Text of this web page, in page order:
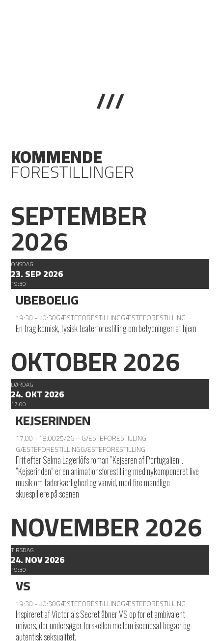
///
KOMMENDE
FORESTILLINGER
SEPTEMBER
2026
ONSDAG
23. SEP 2026
19:30
UBEBOELIG
19:30 - 20:30GÆSTEFORESTILLINGGÆSTEFORESTILLING
En tragikomisk, fysisk teaterforestilling om betydningen af hjem
OKTOBER 2026
LØRDAG
24. OKT 2026
17:00
KEJSERINDEN
17:00 - 18:0025/26 – GÆSTEFORESTILLING
GÆSTEFORESTILLINGGÆSTEFORESTILLING
Frit efter Selma Lagerlöfs roman ”Kejseren af Portugalien”.
”Kejserinden” er en animationsforestilling med nykomponeret live
musik om faderkærlighed og vanvid, med fire mandlige
skuespillere på scenen
NOVEMBER 2026
TIRSDAG
24. NOV 2026
19:30
VS
19:30 - 20:30GÆSTEFORESTILLINGGÆSTEFORESTILLING
Inspireret af Victoria’s Secret åbner VS op for et ambivalent
univers, der undersøger forskellen mellem iscenesat begær og
autentisk seksualitet.